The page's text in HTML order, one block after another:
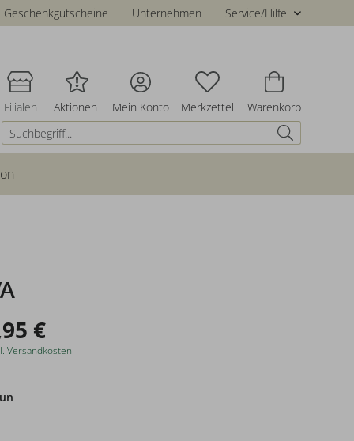
Geschenkgutscheine Unternehmen Service/Hilfe
Filialen Aktionen Mein Konto Merkzettel Warenkorb
€
Versandkosten